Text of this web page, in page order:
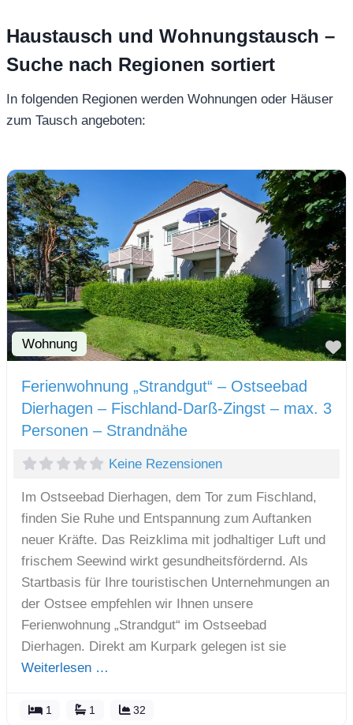
Haustausch und Wohnungstausch –
Suche nach Regionen sortiert
In folgenden Regionen werden Wohnungen oder Häuser
zum Tausch angeboten:
Wohnung
Ferienwohnung „Strandgut“ – Ostseebad
Dierhagen – Fischland-Darß-Zingst – max. 3
Personen – Strandnähe
Keine Rezensionen
Im Ostseebad Dierhagen, dem Tor zum Fischland,
finden Sie Ruhe und Entspannung zum Auftanken
neuer Kräfte. Das Reizklima mit jodhaltiger Luft und
frischem Seewind wirkt gesundheitsfördernd. Als
Startbasis für Ihre touristischen Unternehmungen an
der Ostsee empfehlen wir Ihnen unsere
Ferienwohnung „Strandgut“ im Ostseebad
Dierhagen. Direkt am Kurpark gelegen ist sie
Weiterlesen …
1 1 32